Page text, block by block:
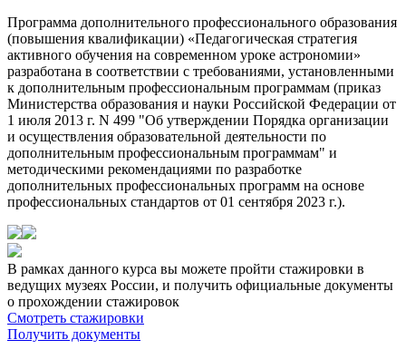
Программа дополнительного профессионального образования
(повышения квалификации) «Педагогическая стратегия
активного обучения на современном уроке астрономии»
разработана в соответствии с требованиями, установленными
к дополнительным профессиональным программам (приказ
Министерства образования и науки Российской Федерации от
1 июля 2013 г. N 499 "Об утверждении Порядка организации
и осуществления образовательной деятельности по
дополнительным профессиональным программам" и
методическими рекомендациями по разработке
дополнительных профессиональных программ на основе
профессиональных стандартов от 01 сентября 2023 г.).
В рамках данного курса вы можете пройти стажировки в
ведущих музеях России, и получить официальные документы
о прохождении стажировок
Смотреть стажировки
Получить документы